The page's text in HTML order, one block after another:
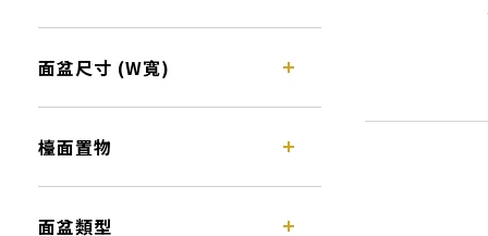
面盆尺寸 (W寬)
檯面置物
面盆類型